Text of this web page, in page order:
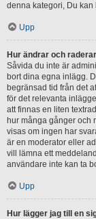
denna kategori, Du
Upp
Hur ändrar och
Såvida du inte är
bort dina egna inlägg.
begränsad tid från det
för det relevanta
att finnas en liten
hur många gånger och
visas om ingen har
är en moderator eller
vill lämna ett
användare inte kan ta
Upp
Hur lägger jag till en